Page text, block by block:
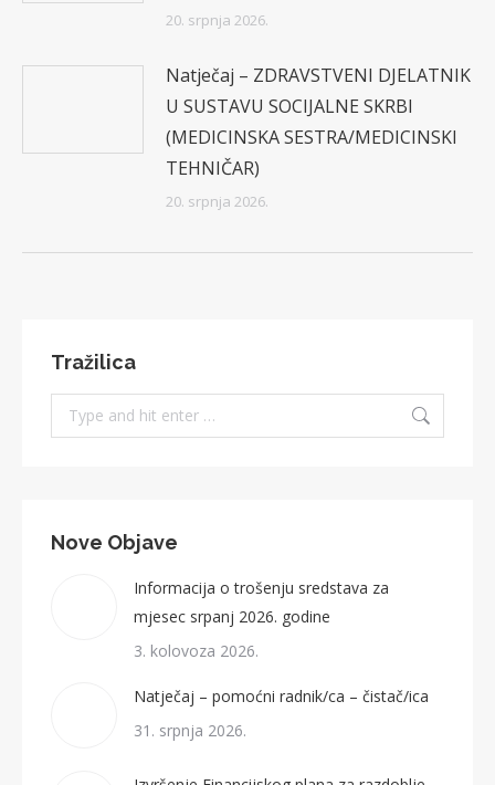
20. srpnja 2026.
Natječaj – ZDRAVSTVENI DJELATNIK
U SUSTAVU SOCIJALNE SKRBI
(MEDICINSKA SESTRA/MEDICINSKI
TEHNIČAR)
20. srpnja 2026.
Tražilica
Search:
Nove Objave
Informacija o trošenju sredstava za
mjesec srpanj 2026. godine
3. kolovoza 2026.
Natječaj – pomoćni radnik/ca – čistač/ica
31. srpnja 2026.